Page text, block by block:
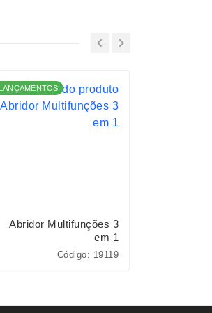
LANÇAMENTOS
Abridor Multifunções 3
em 1
Código: 19119